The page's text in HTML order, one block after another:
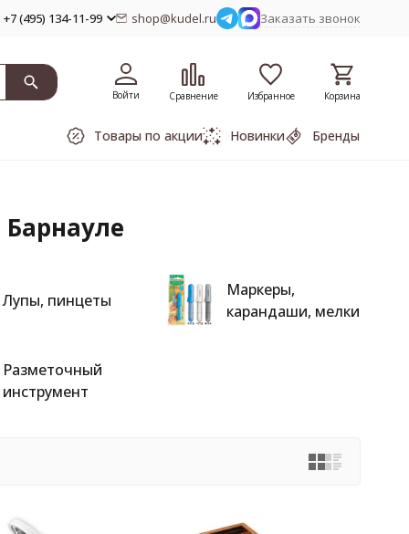
+7 (495) 134-11-99 shop@kudel.ru Заказать звонок
Войти Сравнение Избранное Корзина
Товары по акции Новинки Бренды
Лупы, пинцеты
Маркеры,
карандаши, мелки
Разметочный
инструмент